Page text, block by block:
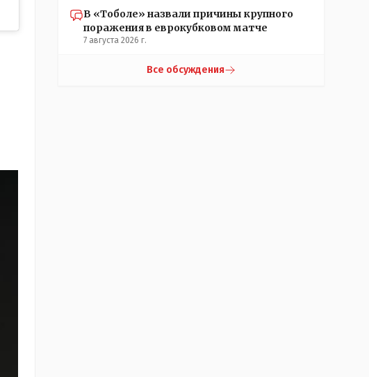
В «Тоболе» назвали причины крупного
поражения в еврокубковом матче
7 августа 2026 г.
Все обсуждения